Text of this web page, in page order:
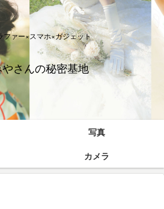
ファー×スマホ×ガジェット
さんの秘密基地
写真
カメラ